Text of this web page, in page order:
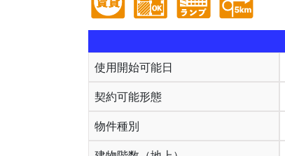
使用開始可能日
契約可能形態
物件種別